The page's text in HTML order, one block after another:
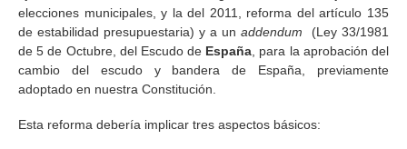
elecciones municipales, y la del 2011, reforma del artículo 135
de estabilidad presupuestaria) y a un addendum (Ley 33/1981
de 5 de Octubre, del Escudo de España , para la aprobación del
cambio del escudo y bandera de España, previamente
adoptado en nuestra Constitución.
Esta reforma debería implicar tres aspectos básicos: